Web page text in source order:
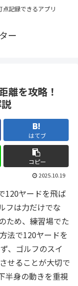
記録できるアプリ
ー
離を攻略！
はてブ
コピー
2025.10.19
120ヤードを飛ば
フは力だけでな
ため、練習場でた
法で120ヤードを
、ゴルフのスイ
せることが大切で
半身の動きを重視